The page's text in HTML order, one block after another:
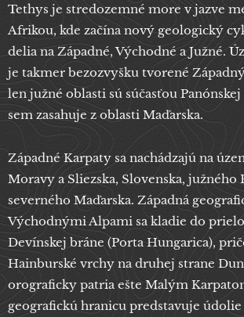
Tethys je stredozemné more v jazve
Afrikou, kde začína nový geologický
delia na Západné, Východné a Južné.
je takmer bezozvyšku tvorené
len južné oblasti sú súčasťou
sem zasahuje z oblasti Maďarska.
Západné Karpaty sa nachádzajú na
Moravy a Sliezska, Slovenska, južného
severného Maďarska. Západná
Východnými Alpami sa kladie do
Devínskej bráne (Porta Hungarica),
Hainburské vrchy na druhej strane
orograficky patria ešte Malým
geografickú hranicu predstavuje